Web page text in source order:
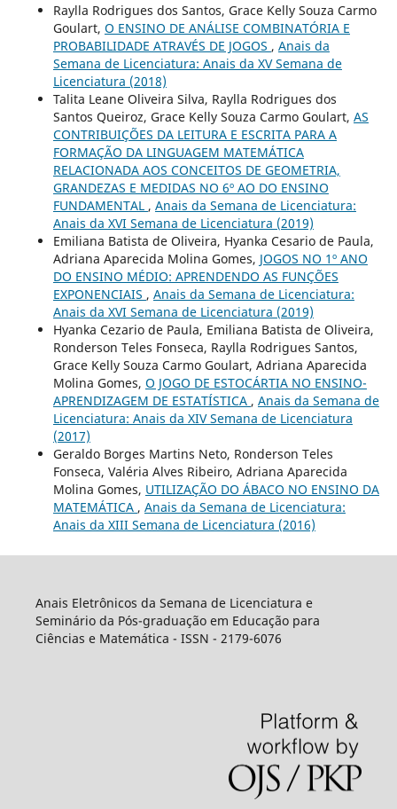
Raylla Rodrigues dos Santos, Grace Kelly Souza Carmo
Goulart, O ENSINO DE ANÁLISE COMBINATÓRIA E
PROBABILIDADE ATRAVÉS DE JOGOS , Anais da
Semana de Licenciatura: Anais da XV Semana de
Licenciatura (2018)
Talita Leane Oliveira Silva, Raylla Rodrigues dos
Santos Queiroz, Grace Kelly Souza Carmo Goulart, AS
CONTRIBUIÇÕES DA LEITURA E ESCRITA PARA A
FORMAÇÃO DA LINGUAGEM MATEMÁTICA
RELACIONADA AOS CONCEITOS DE GEOMETRIA,
GRANDEZAS E MEDIDAS NO 6º AO DO ENSINO
FUNDAMENTAL , Anais da Semana de Licenciatura:
Anais da XVI Semana de Licenciatura (2019)
Emiliana Batista de Oliveira, Hyanka Cesario de Paula,
Adriana Aparecida Molina Gomes, JOGOS NO 1º ANO
DO ENSINO MÉDIO: APRENDENDO AS FUNÇÕES
EXPONENCIAIS , Anais da Semana de Licenciatura:
Anais da XVI Semana de Licenciatura (2019)
Hyanka Cezario de Paula, Emiliana Batista de Oliveira,
Ronderson Teles Fonseca, Raylla Rodrigues Santos,
Grace Kelly Souza Carmo Goulart, Adriana Aparecida
Molina Gomes, O JOGO DE ESTOCÁRTIA NO ENSINO-
APRENDIZAGEM DE ESTATÍSTICA , Anais da Semana de
Licenciatura: Anais da XIV Semana de Licenciatura
(2017)
Geraldo Borges Martins Neto, Ronderson Teles
Fonseca, Valéria Alves Ribeiro, Adriana Aparecida
Molina Gomes, UTILIZAÇÃO DO ÁBACO NO ENSINO DA
MATEMÁTICA , Anais da Semana de Licenciatura:
Anais da XIII Semana de Licenciatura (2016)
Anais Eletrônicos da Semana de Licenciatura e
Seminário da Pós-graduação em Educação para
Ciências e Matemática - ISSN - 2179-6076